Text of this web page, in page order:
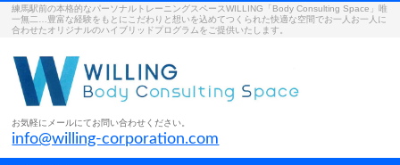
練馬駅前の本格的なパーソナルトレーニングスペースWILLING「Body Consulting Space」唯
一無二…豊富な経験をもとにこだわりと想いを込めてつくられた快適な空間でお一人お一人に
合わせたオリジナルのハイブリッドプログラムをご提供いたします。
お気軽にメールにてお問い合わせください。
info@willing-corporation.com